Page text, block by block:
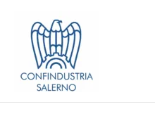
contenuto
articoli